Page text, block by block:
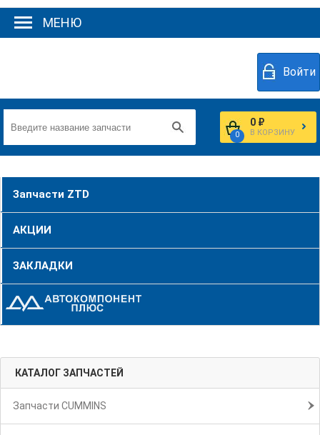
МЕНЮ
Войти
0
0 ₽
В КОРЗИНУ
Запчасти ZTD
АКЦИИ
ЗАКЛАДКИ
КАТАЛОГ ЗАПЧАСТЕЙ
Запчасти CUMMINS